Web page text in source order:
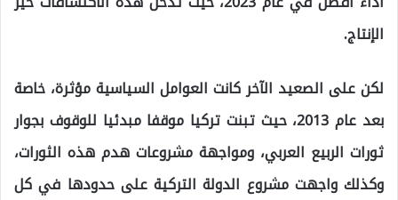
الإنتاج.
لكن على الصعيد الآخر كانت العوامل السياسية مؤثرة، خاصة
بعد عام 2013، حيث تبنت تركيا موقفا مبدئيا للوقوف بجوار
ثورات الربيع العربي، ومواجهة مشروعات هدم هذه الثورات،
وكذلك واجهت مشروع الدولة التركية على حدودها في كل